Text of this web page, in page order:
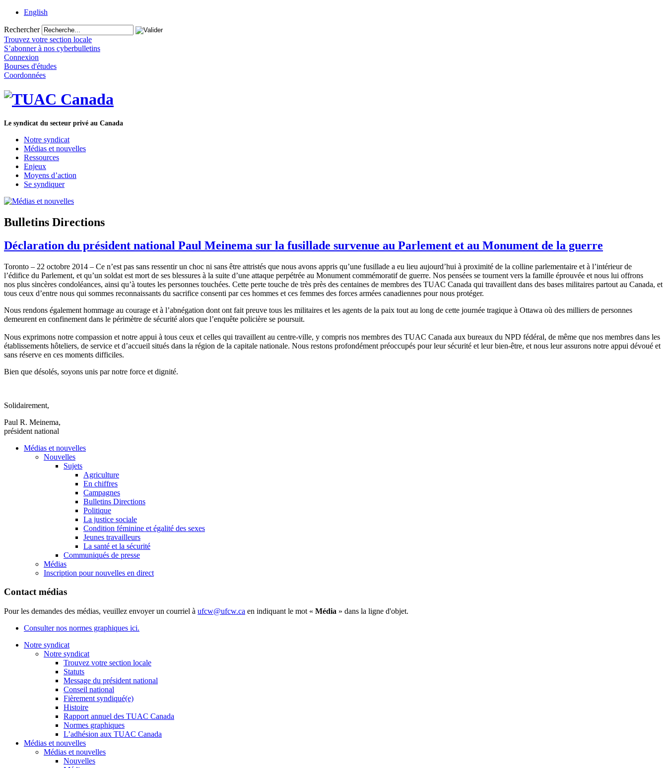
English
Rechercher
Trouvez votre section locale
S’abonner à nos cyberbulletins
Connexion
Bourses d'études
Coordonnées
Le syndicat du secteur privé au Canada
Notre syndicat
Médias et nouvelles
Ressources
Enjeux
Moyens d’action
Se syndiquer
Bulletins Directions
Déclaration du président national Paul Meinema sur la fusillade survenue au Parlement et au Monument de la guerre
Toronto – 22 octobre 2014 – Ce n’est pas sans ressentir un choc ni sans être attristés que nous avons appris qu’une fusillade a eu lieu aujourd’hui à proximité de la colline parlementaire et à l’intérieur de
l’édifice du Parlement, et qu’un soldat est mort de ses blessures à la suite d’une attaque perpétrée au Monument commémoratif de guerre. Nos pensées se tournent vers la famille éprouvée et nous lui offrons
nos plus sincères condoléances, ainsi qu’à toutes les personnes touchées. Cette perte touche de très près des centaines de membres des TUAC Canada qui travaillent dans des bases militaires partout au Canada, et
tous ceux d’entre nous qui sommes reconnaissants du sacrifice consenti par ces hommes et ces femmes des forces armées canadiennes pour nous protéger.
Nous rendons également hommage au courage et à l’abnégation dont ont fait preuve tous les militaires et les agents de la paix tout au long de cette journée tragique à Ottawa où des milliers de personnes
demeurent en confinement dans le périmètre de sécurité alors que l’enquête policière se poursuit.
Nous exprimons notre compassion et notre appui à tous ceux et celles qui travaillent au centre-ville, y compris nos membres des TUAC Canada aux bureaux du NPD fédéral, de même que nos membres dans les
établissements hôteliers, de service et d’accueil situés dans la région de la capitale nationale. Nous restons profondément préoccupés pour leur sécurité et leur bien-être, et nous leur assurons notre appui dévoué et
sans réserve en ces moments difficiles.
Bien que désolés, soyons unis par notre force et dignité.
Solidairement,
Paul R. Meinema,
président national
Médias et nouvelles
Nouvelles
Sujets
Agriculture
En chiffres
Campagnes
Bulletins Directions
Politique
La justice sociale
Condition féminine et égalité des sexes
Jeunes travailleurs
La santé et la sécurité
Communiqués de presse
Médias
Inscription pour nouvelles en direct
Contact médias
Pour les demandes des médias, veuillez envoyer un courriel à ufcw@ufcw.ca en indiquant le mot « Média » dans la ligne d'objet.
Consulter nos normes graphiques ici.
Notre syndicat
Notre syndicat
Trouvez votre section locale
Statuts
Message du président national
Conseil national
Fièrement syndiqué(e)
Histoire
Rapport annuel des TUAC Canada
Normes graphiques
L’adhésion aux TUAC Canada
Médias et nouvelles
Médias et nouvelles
Nouvelles